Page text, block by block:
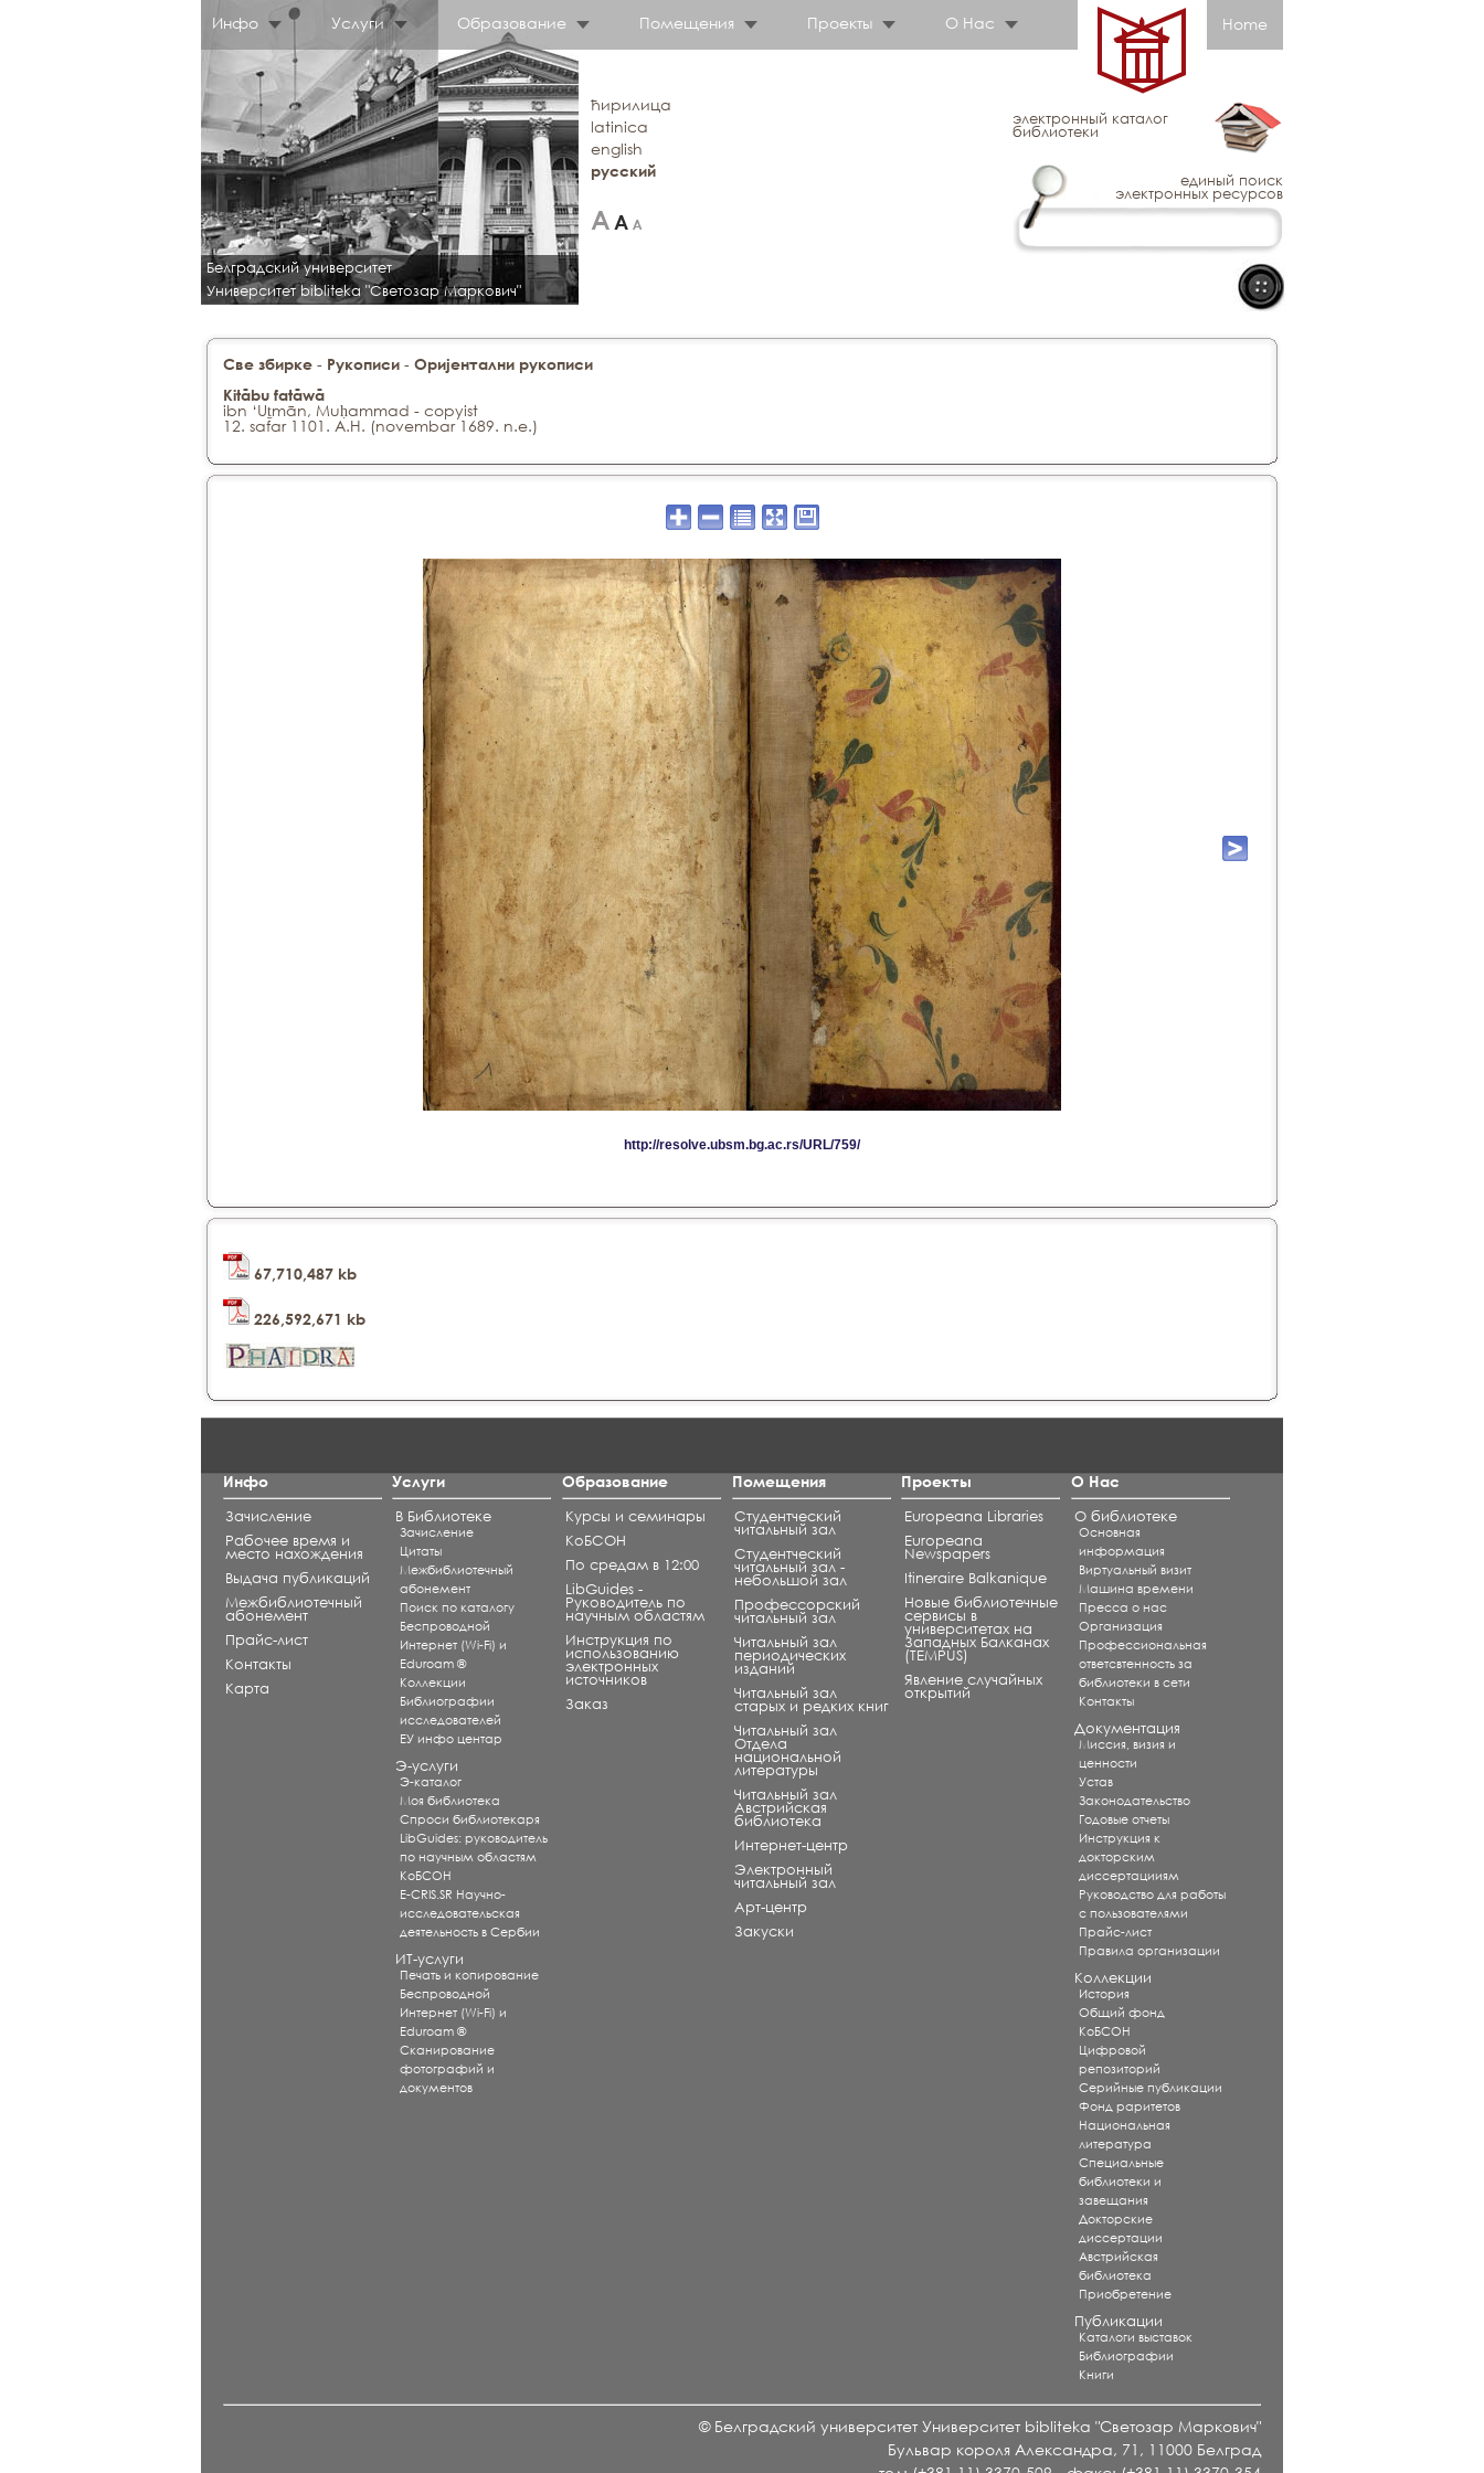
Инфо Услуги Образование Помещения Проекты О Нас Home
Белградский университет
Университет bibliteka "Светозар Маркович"
ћирилица
latinica
english
русский
электронный каталог
библиотеки
единый поиск
электронных ресурсов
Све збирке - Рукописи - Оријентални рукописи
Kitābu fatāwā
ibn ‘Uṯmān, Muḥammad - copyist
12. safar 1101. A.H. (novembar 1689. n.e.)
67,710,487 kb
226,592,671 kb
Инфо
Зачисление
Рабочее время и
место нахождения
Выдача публикаций
Межбиблиотечный
абонемент
Прайс-лист
Контакты
Карта
Услуги
В Библиотеке
Зачисление
Цитаты
Межбиблиотечный
абонемент
Поиск по каталогу
Беспроводной
Интернет (Wi-Fi) и
Eduroam ®
Коллекции
Библиографии
исследователей
ЕУ инфо центар
Э-услуги
Э-каталог
Моя библиотека
Спроси библиотекаря
LibGuides: руководитель
по научным областям
КоБСОН
E-CRIS.SR Научно-
исследовательская
деятельность в Сербии
ИТ-услуги
Печать и копирование
Беспроводной
Интернет (Wi-Fi) и
Eduroam ®
Сканирование
фотографий и
документов
Образование
Курсы и семинары
КоБСОН
По средам в 12:00
LibGuides -
Руководитель по
научным областям
Инструкция по
использованию
электронных
источников
Заказ
Помещения
Студентческий
читальный зал
Студентческий
читальный зал -
небольшой зал
Профессорский
читальный зал
Читальный зал
периодических
изданий
Читальный зал
старых и редких книг
Читальный зал
Отдела
национальной
литературы
Читальный зал
Aвстрийская
библиотека
Интернет-центр
Электронный
читальный зал
Арт-центр
Закуски
Проекты
Europeana Libraries
Europeana
Newspapers
Itineraire Balkanique
Новые библиотечные
сервисы в
университетах на
Западных Балканах
(TEMPUS)
Явление случайных
открытий
О Нас
О библиотеке
Основная
информация
Виртуальный визит
Машина времени
Пресса о нас
Организация
Профессиональная
ответсвтенность за
библиотеки в сети
Контакты
Документация
Миссия, визия и
ценности
Устав
Законодательство
Годовые отчеты
Инструкция к
докторским
диссертацииям
Руководство для работы
с пользователями
Прайс-лист
Правила организации
Коллекции
История
Общий фонд
КоБСОН
Цифровой
репозиторий
Серийные публикации
Фонд раритетов
Национальная
литература
Специальные
библиотеки и
завещания
Докторские
диссертации
Австрийская
библиотека
Приобретение
Публикации
Каталоги выставок
Библиографии
Книги
© Белградский университет Университет bibliteka "Светозар Маркович"
Бульвар короля Александра, 71, 11000 Белград